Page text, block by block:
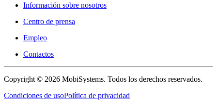
Información sobre nosotros
Centro de prensa
Empleo
Contactos
Copyright © 2026 MobiSystems. Todos los derechos reservados.
Condiciones de usoPolítica de privacidad